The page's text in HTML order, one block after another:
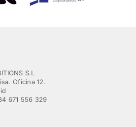
S.L
Oficina 12.
671 556 329